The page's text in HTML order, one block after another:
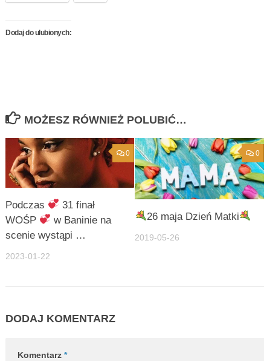
Dodaj do ulubionych:
MOŻESZ RÓWNIEŻ POLUBIĆ…
0
Podczas
31 finał
WOŚP
w Baninie na
scenie wystąpi …
2023-01-22
0
26 maja Dzień Matki
2019-05-26
DODAJ KOMENTARZ
Komentarz *